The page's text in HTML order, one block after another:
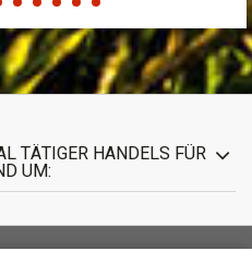
TÄTIGER HANDELS FÜR
UM: